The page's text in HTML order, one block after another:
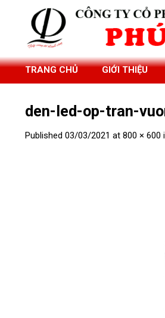
TRANG CHỦ GIỚI THIỆU
den-led-op-tran-
Published 03/03/2021 at 800 × 600